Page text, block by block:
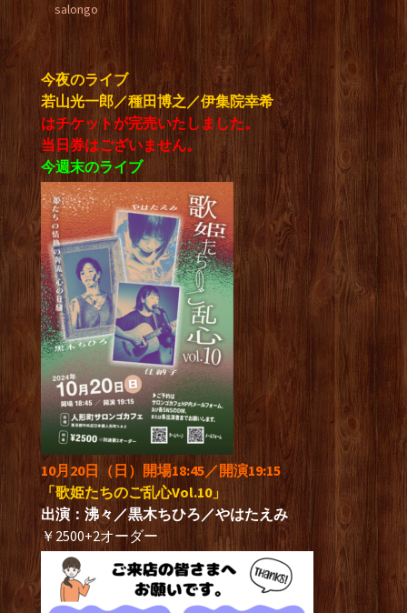
salongo
今夜のライブ
若山光一郎／種田博之／伊集院幸希
はチケットが完売いたしました。
当日券はございません。
今週末のライブ
10月20日（日）開場18:45／開演19:15
「歌姫たちのご乱心Vol.10」
出演：沸々／黒木ちひろ／やはたえみ
￥2500+2オーダー